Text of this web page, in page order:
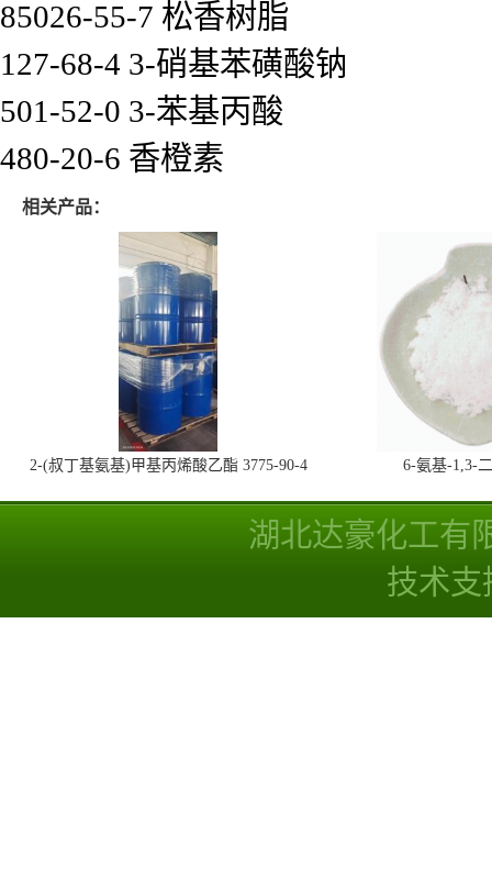
85026-55-7 松香树脂
127-68-4 3-硝基苯磺酸钠
501-52-0 3-苯基丙酸
480-20-6 香橙素
相关产品：
2-(叔丁基氨基)甲基丙烯酸乙酯 3775-90-4 6-氨基-1,3-
湖北达豪化工有
技术